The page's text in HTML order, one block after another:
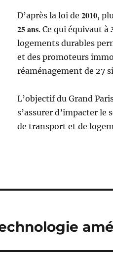
D’après la loi de 2010,
25 ans. Ce qui équivaut à
logements durables
et des promoteurs
réaménagement de 27
L’objectif du Grand
s’assurer d’impacter
de transport et de